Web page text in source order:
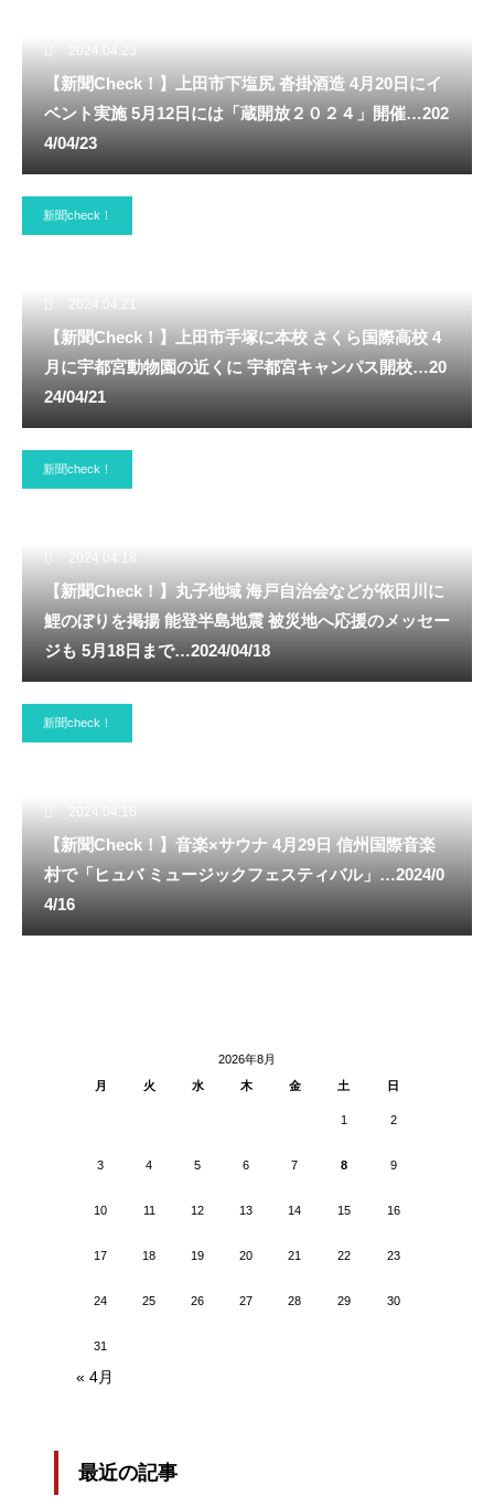
2024.04.23
【新聞Check！】上田市下塩尻 沓掛酒造 4月20日にイ
ベント実施 5月12日には「蔵開放２０２４」開催…202
4/04/23
新聞check！
2024.04.21
【新聞Check！】上田市手塚に本校 さくら国際高校 4
月に宇都宮動物園の近くに 宇都宮キャンパス開校…20
24/04/21
新聞check！
2024.04.18
【新聞Check！】丸子地域 海戸自治会などが依田川に
鯉のぼりを掲揚 能登半島地震 被災地へ応援のメッセー
ジも 5月18日まで…2024/04/18
新聞check！
2024.04.16
【新聞Check！】音楽×サウナ 4月29日 信州国際音楽
村で「ヒュバ ミュージックフェスティバル」…2024/0
4/16
2026年8月
月
火 水 木 金 土 日
1 2
3 4 5 6 7 8 9
10 11 12 13 14 15 16
17 18 19 20 21 22 23
24 25 26 27 28 29 30
31
« 4月
最近の記事